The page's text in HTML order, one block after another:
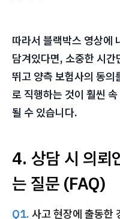
따라서 블랙박스 영상에
담겨있다면, 소중한 시간
뛰고 양측 보험사의 동의
로 직행하는 것이 훨씬
될 수 있습니다.
4. 상담 시 의뢰
는 질문 (FAQ)
Q1. 사고 현장에 출동한